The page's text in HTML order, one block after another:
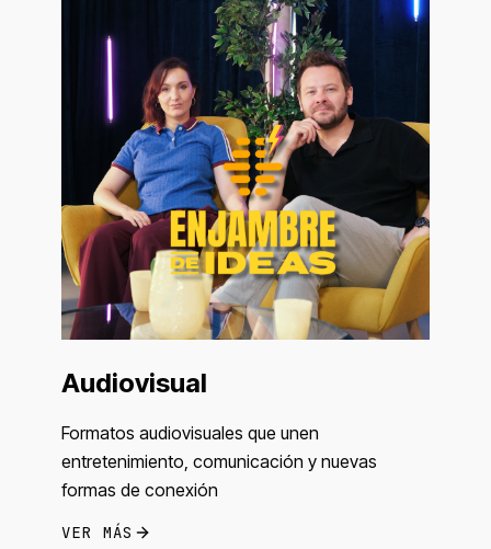
Audiovisual
Formatos audiovisuales que unen
entretenimiento, comunicación y nuevas
formas de conexión
VER MÁS